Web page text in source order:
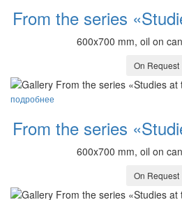
From the series
600x700 mm, oil on
On Request
подробнее
From the series
600x700 mm, oil on
On Request